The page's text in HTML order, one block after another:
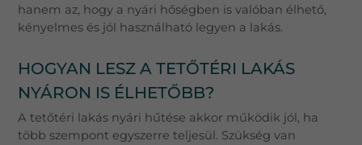
hanem az, hogy a nyári hőségben is valóban élhető,
kényelmes és jól használható legyen a lakás.
HOGYAN LESZ A TETŐTÉRI LAKÁS
NYÁRON IS ÉLHETŐBB?
A tetőtéri lakás nyári hűtése akkor működik jól, ha
több szempont egyszerre teljesül. Szükség van